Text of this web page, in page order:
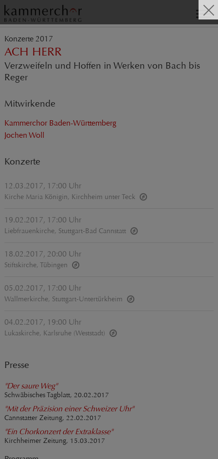
Konzerte 2017
ACH HERR
Verzweifeln und Hoffen in Werken von Bach bis
Reger
Mitwirkende
Kammerchor Baden-Württemberg
Jochen Woll
Konzerte
12.03.2017, 17:00 Uhr
Kirche Maria Königin, Kirchheim unter Teck
19.02.2017, 17:00 Uhr
Liebfrauenkirche, Stuttgart-Bad Cannstatt
18.02.2017, 20:00 Uhr
Stiftskirche, Tübingen
05.02.2017, 17:00 Uhr
Wallmerkirche, Stuttgart-Untertürkheim
04.02.2017, 19:00 Uhr
Lukaskirche, Karlsruhe (Weststadt)
Presse
"Der saure Weg"
Schwäbisches Tagblatt, 20.02.2017
"Mit der Präzision einer Schweizer Uhr"
Cannstatter Zeitung, 22.02.2017
"Ein Chorkonzert der Extraklasse"
Kirchheimer Zeitung, 15.03.2017